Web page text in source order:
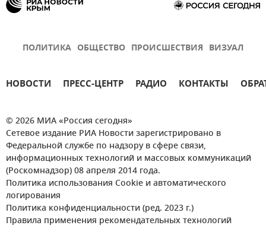
ПОЛИТИКА ОБЩЕСТВО ПРОИСШЕСТВИЯ ВИЗУАЛ
НОВОСТИ ПРЕСС-ЦЕНТР РАДИО КОНТАКТЫ
© 2026 МИА «Россия сегодня»
Сетевое издание РИА Новости зарегистрировано в
Федеральной службе по надзору в сфере связи,
информационных технологий и массовых коммуникаций
(Роскомнадзор) 08 апреля 2014 года.
Политика использования Cookie и автоматического
логирования
Политика конфиденциальности (ред. 2023 г.)
Правила применения рекомендательных технологий